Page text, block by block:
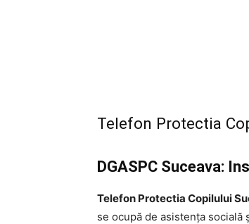
Telefon Protectia
DGASPC Suceava:
Telefon Protectia Copilului
se ocupă de asistența